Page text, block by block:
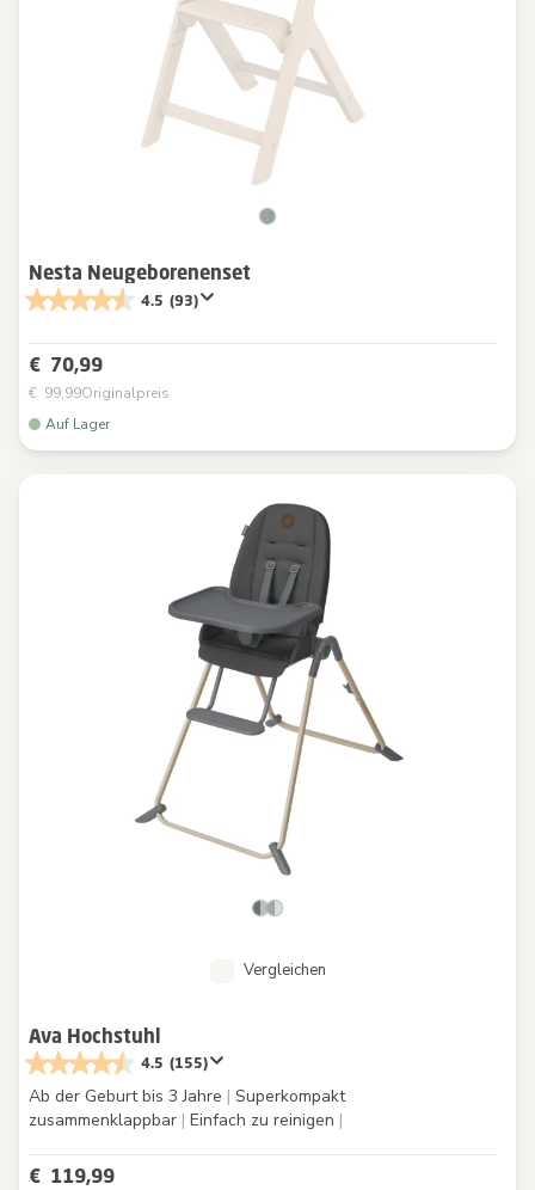
Nesta Neugeborenenset
4.5 (93)
€ 70,99
€ 99,99Originalpreis
Auf Lager
Vergleichen
Ava Hochstuhl
4.5 (155)
Ab der Geburt bis 3 Jahre | Superkompakt
zusammenklappbar | Einfach zu reinigen |
€ 119,99